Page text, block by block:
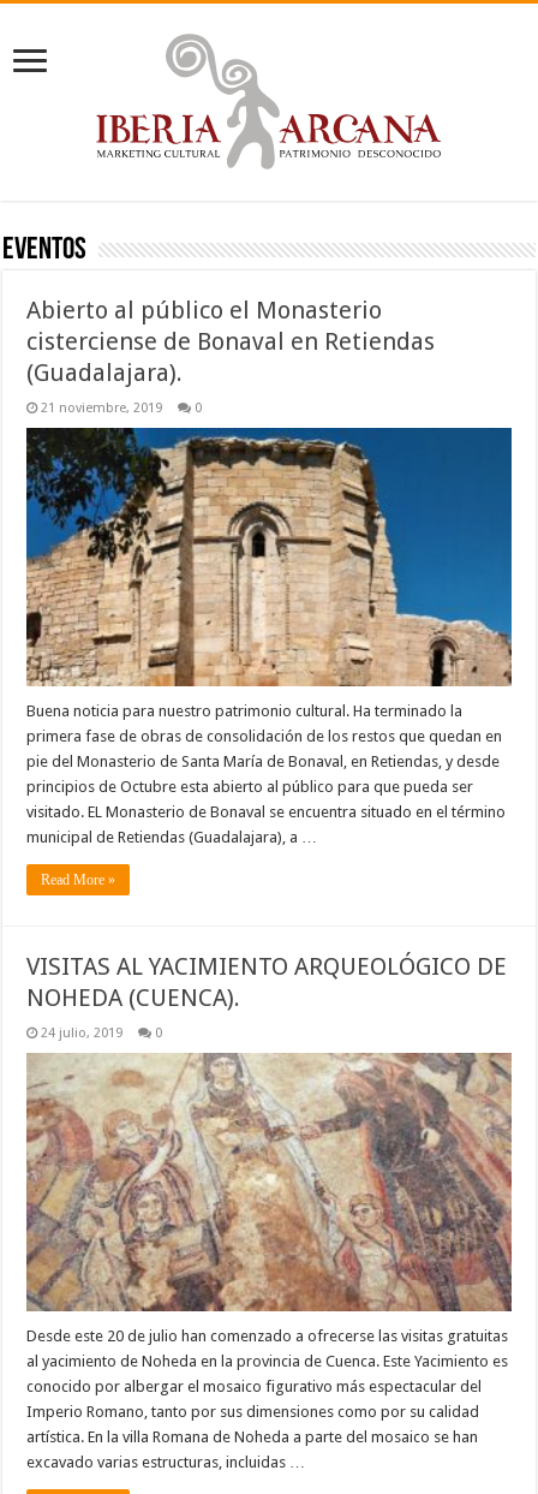
EVENTOS
Abierto al público el Monasterio
cisterciense de Bonaval en Retiendas
(Guadalajara).
21 noviembre, 2019 0
Buena noticia para nuestro patrimonio cultural. Ha terminado la
primera fase de obras de consolidación de los restos que quedan en
pie del Monasterio de Santa María de Bonaval, en Retiendas, y desde
principios de Octubre esta abierto al público para que pueda ser
visitado. EL Monasterio de Bonaval se encuentra situado en el término
municipal de Retiendas (Guadalajara), a …
Read More »
VISITAS AL YACIMIENTO ARQUEOLÓGICO DE
NOHEDA (CUENCA).
24 julio, 2019 0
Desde este 20 de julio han comenzado a ofrecerse las visitas gratuitas
al yacimiento de Noheda en la provincia de Cuenca. Este Yacimiento es
conocido por albergar el mosaico figurativo más espectacular del
Imperio Romano, tanto por sus dimensiones como por su calidad
artística. En la villa Romana de Noheda a parte del mosaico se han
excavado varias estructuras, incluidas …